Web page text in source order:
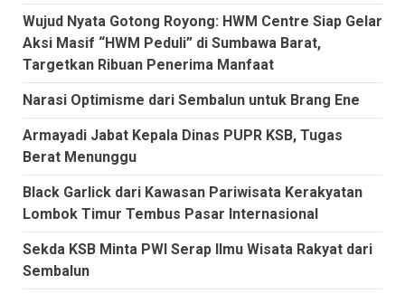
Wujud Nyata Gotong Royong: HWM Centre Siap Gelar
Aksi Masif “HWM Peduli” di Sumbawa Barat,
Targetkan Ribuan Penerima Manfaat
Narasi Optimisme dari Sembalun untuk Brang Ene
Armayadi Jabat Kepala Dinas PUPR KSB, Tugas
Berat Menunggu
Black Garlick dari Kawasan Pariwisata Kerakyatan
Lombok Timur Tembus Pasar Internasional
Sekda KSB Minta PWI Serap Ilmu Wisata Rakyat dari
Sembalun